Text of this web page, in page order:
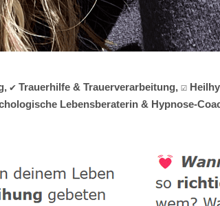
✔️ Trauerhilfe & Trauerverarbeitung, ☑️
Lebensberaterin & Hypnose-